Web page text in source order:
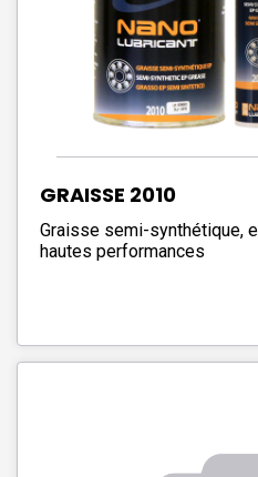
GRAISSE 2010
Graisse semi-synthétique,
hautes performances